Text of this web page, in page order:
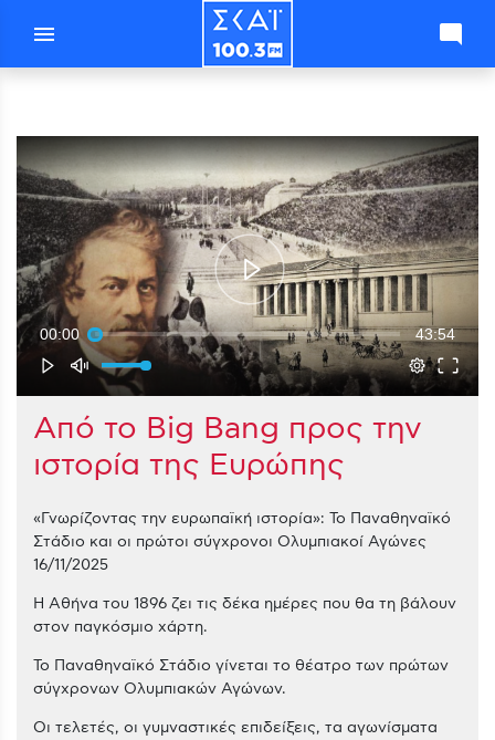
menu mode_comment
00:00 43:54
Aπό το Big Bang προς την
ιστορία της Ευρώπης
«Γνωρίζοντας την ευρωπαϊκή ιστορία»: Το Παναθηναϊκό
Στάδιο και οι πρώτοι σύγχρονοι Ολυμπιακοί Αγώνες
16/11/2025
Η Αθήνα του 1896 ζει τις δέκα ημέρες που θα τη βάλουν
στον παγκόσμιο χάρτη.
Το Παναθηναϊκό Στάδιο γίνεται το θέατρο των πρώτων
σύγχρονων Ολυμπιακών Αγώνων.
Οι τελετές, οι γυμναστικές επιδείξεις, τα αγωνίσματα